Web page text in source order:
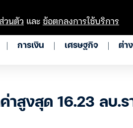
การเงิน เศรษฐกิจ ต่า
าสูงสุด 16.23 ลบ.ร
วนตัว และข้อตกลงการใช้บริการ